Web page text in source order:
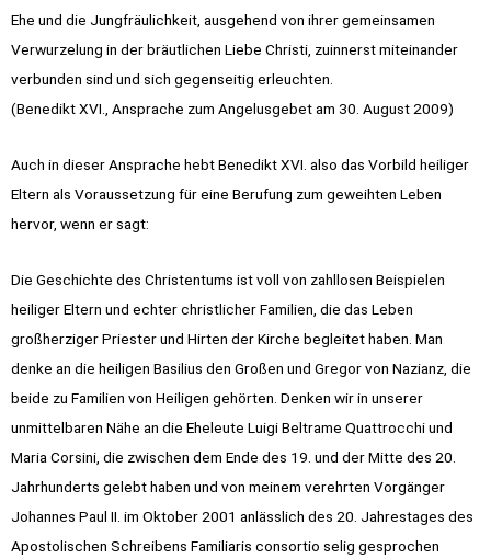
Ehe und die Jungfräulichkeit, ausgehend von ihrer gemeinsamen
Verwurzelung in der bräutlichen Liebe Christi, zuinnerst miteinander
verbunden sind und sich gegenseitig erleuchten.
(Benedikt XVI., Ansprache zum Angelusgebet am 30. August 2009)
Auch in dieser Ansprache hebt Benedikt XVI. also das Vorbild heiliger
Eltern als Voraussetzung für eine Berufung zum geweihten Leben
hervor, wenn er sagt:
Die Geschichte des Christentums ist voll von zahllosen Beispielen
heiliger Eltern und echter christlicher Familien, die das Leben
großherziger Priester und Hirten der Kirche begleitet haben. Man
denke an die heiligen Basilius den Großen und Gregor von Nazianz, die
beide zu Familien von Heiligen gehörten. Denken wir in unserer
unmittelbaren Nähe an die Eheleute Luigi Beltrame Quattrocchi und
Maria Corsini, die zwischen dem Ende des 19. und der Mitte des 20.
Jahrhunderts gelebt haben und von meinem verehrten Vorgänger
Johannes Paul II. im Oktober 2001 anlässlich des 20. Jahrestages des
Apostolischen Schreibens Familiaris consortio selig gesprochen